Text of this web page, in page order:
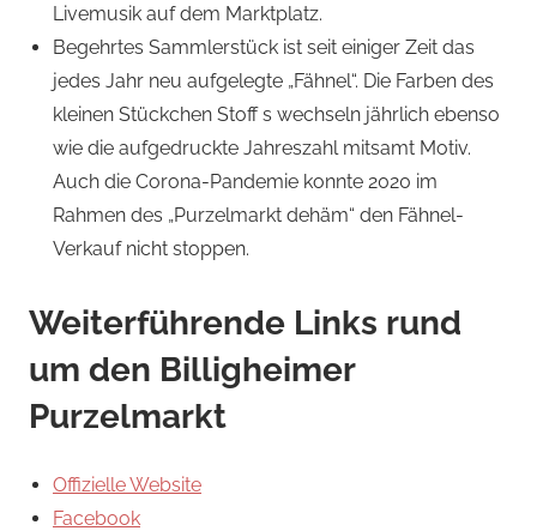
Livemusik auf dem Marktplatz.
Begehrtes Sammlerstück ist seit einiger Zeit das
jedes Jahr neu aufgelegte „Fähnel“. Die Farben des
kleinen Stückchen Stoff s wechseln jährlich ebenso
wie die aufgedruckte Jahreszahl mitsamt Motiv.
Auch die Corona-Pandemie konnte 2020 im
Rahmen des „Purzelmarkt dehäm“ den Fähnel-
Verkauf nicht stoppen.
Weiterführende Links rund
um den Billigheimer
Purzelmarkt
Offizielle Website
Facebook